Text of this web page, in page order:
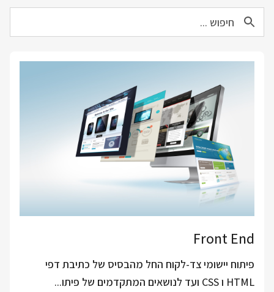
Front End
פיתוח יישומי צד-לקוח החל מהבסיס של כתיבת דפי
HTML ו CSS ועד לנושאים המתקדמים של פיתו...